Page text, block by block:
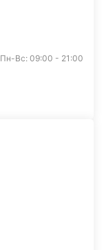
Пн-Вс: 09:00 - 21:00